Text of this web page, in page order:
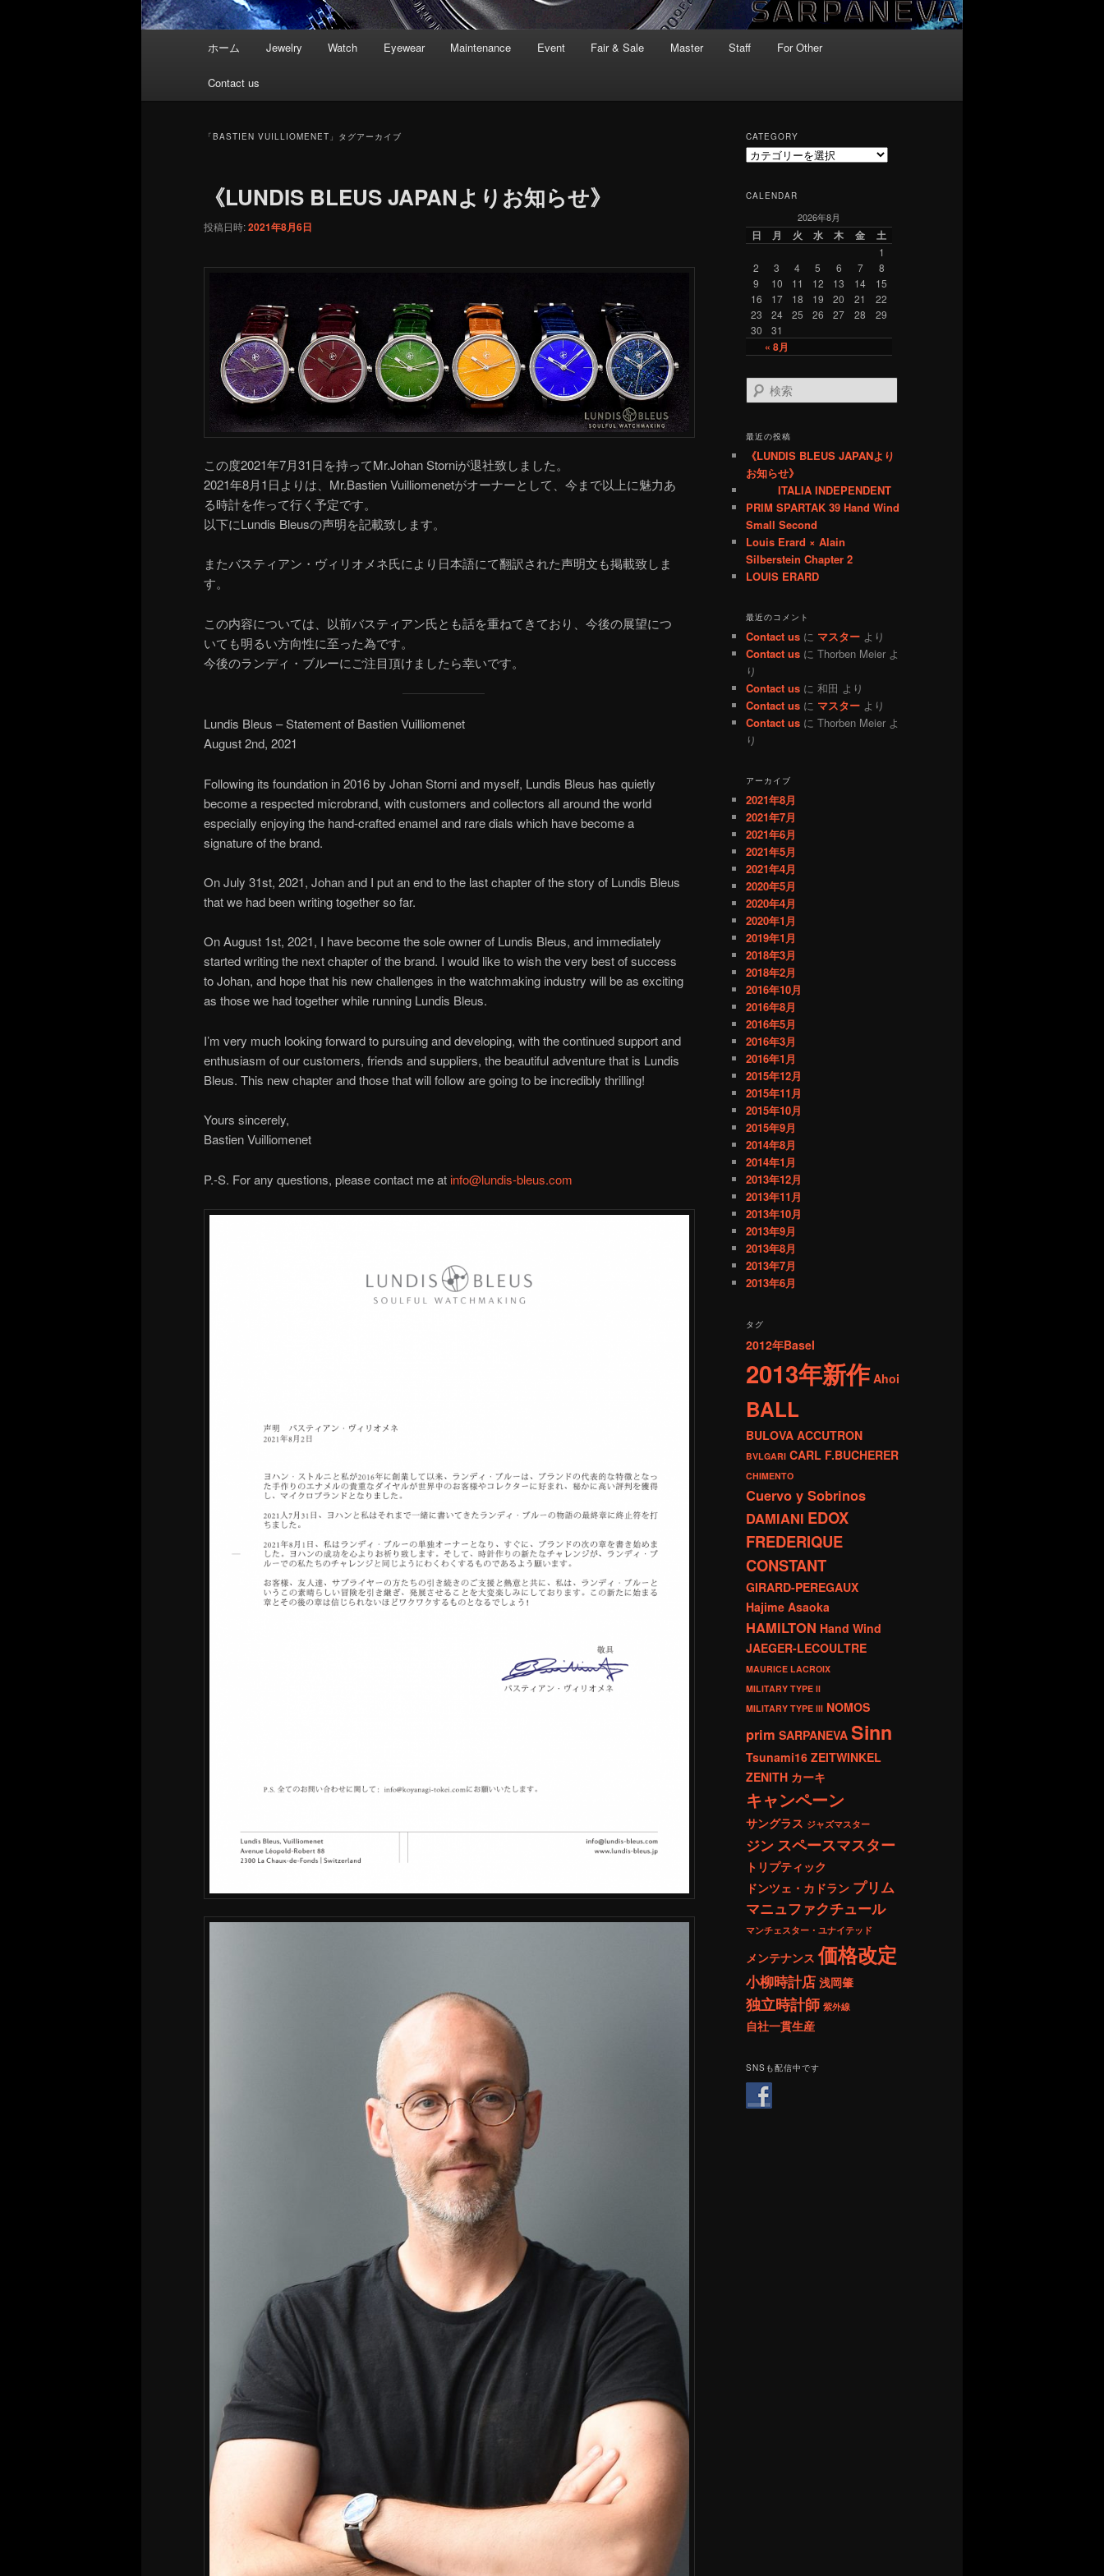
メ
ホーム Jewelry Watch Eyewear Maintenance Event Fair & Sale Master Staff For Other
Contact us
「BASTIEN VUILLIOMENET 」タグアーカイブ
《LUNDIS BLEUS JAPANよりお知らせ》
投稿日時:2021年8月6日
この度2021年7月31日を持ってMr.Johan Storniが退社致しました。
2021年8月1日よりは、Mr.Bastien Vuilliomenetがオーナーとして、今まで以上に魅力あ
る時計を作って行く予定です。
以下にLundis Bleusの声明を記載致します。
またバスティアン・ヴィリオメネ氏により日本語にて翻訳された声明文も掲載致しま
す。
この内容については、以前バスティアン氏とも話を重ねてきており、今後の展望につ
いても明るい方向性に至った為です。
今後のランディ・ブルーにご注目頂けましたら幸いです。
Lundis Bleus – Statement of Bastien Vuilliomenet
August 2nd, 2021
Following its foundation in 2016 by Johan Storni and myself, Lundis Bleus has quietly
become a respected microbrand, with customers and collectors all around the world
especially enjoying the hand-crafted enamel and rare dials which have become a
signature of the brand.
On July 31st, 2021, Johan and I put an end to the last chapter of the story of Lundis Bleus
that we had been writing together so far.
On August 1st, 2021, I have become the sole owner of Lundis Bleus, and immediately
started writing the next chapter of the brand. I would like to wish the very best of success
to Johan, and hope that his new challenges in the watchmaking industry will be as exciting
as those we had together while running Lundis Bleus.
I’m very much looking forward to pursuing and developing, with the continued support and
enthusiasm of our customers, friends and suppliers, the beautiful adventure that is Lundis
Bleus. This new chapter and those that will follow are going to be incredibly thrilling!
Yours sincerely,
Bastien Vuilliomenet
P.-S. For any questions, please contact me atinfo@lundis-bleus.com
CATEGORY
C
e
r
CALENDAR
2026年8月
日 月 火 水 木 金 土
« 8月
1
2
3 4 5 6 7
8
9
10 11 12 13 14
15
16
17 18 19 20 21
22
23
24 25 26 27 28
29
30
31
検
索
最近の投稿
《LUNDIS BLEUS JAPANより
お知らせ》
ITALIA INDEPENDENT
PRIM SPARTAK 39 Hand Wind
Small Second
Louis Erard × Alain
Silberstein Chapter 2
LOUIS ERARD
最近のコメント
Contact us に マスター より
Contact us に Thorben Meier よ
り
Contact us に 和田 より
Contact us に マスター より
Contact us に Thorben Meier よ
り
アーカイブ
2021年8月
2021年7月
2021年6月
2021年5月
2021年4月
2020年5月
2020年4月
2020年1月
2019年1月
2018年3月
2018年2月
2016年10月
2016年8月
2016年5月
2016年3月
2016年1月
2015年12月
2015年11月
2015年10月
2015年9月
2014年8月
2014年1月
2013年12月
2013年11月
2013年10月
2013年9月
2013年8月
2013年7月
2013年6月
タグ
2012年Basel
2013年新作 Ahoi
BALL
BULOVA ACCUTRON
BVLGARI CARL F.BUCHERER
CHIMENTO
Cuervo y Sobrinos
DAMIANI EDOX
FREDERIQUE
CONSTANT
GIRARD-PEREGAUX
Hajime Asaoka
HAMILTON Hand Wind
JAEGER-LECOULTRE
MAURICE LACROIX
MILITARY TYPE ll
MILITARY TYPE lll NOMOS
prim SARPANEVA Sinn
Tsunami16 ZEITWINKEL
ZENITH カーキ
キャンペーン
サングラス ジャズマスター
ジン スペースマスター
トリプティック
ドンツェ・カドラン プリム
マニュファクチュール
マンチェスター・ユナイテッド
メンテナンス 価格改定
小柳時計店 浅岡肇
独立時計師 紫外線
自社一貫生産
SNSも配信中です